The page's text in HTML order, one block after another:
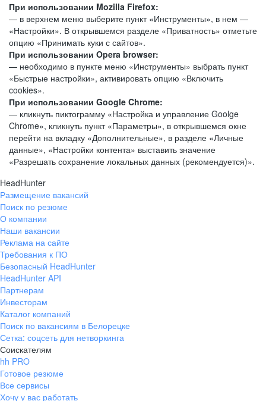
При использовании Mozilla Firefox:
— в верхнем меню выберите пункт «Инструменты», в нем —
«Настройки». В открывшемся разделе «Приватность» отметьте
опцию «Принимать куки с сайтов».
При использовании Opera browser:
— необходимо в пункте меню «Инструменты» выбрать пункт
«Быстрые настройки», активировать опцию «Включить
cookies».
При использовании Google Chrome:
— кликнуть пиктограмму «Настройка и управление Goolge
Chrome», кликнуть пункт «Параметры», в открывшемся окне
перейти на вкладку «Дополнительные», в разделе «Личные
данные», «Настройки контента» выставить значение
«Разрешать сохранение локальных данных (рекомендуется)».
HeadHunter
Размещение вакансий
Поиск по резюме
О компании
Наши вакансии
Реклама на сайте
Требования к ПО
Безопасный HeadHunter
HeadHunter API
Партнерам
Инвесторам
Каталог компаний
Поиск по вакансиям в Белорецке
Сетка: соцсеть для нетворкинга
Соискателям
hh PRO
Готовое резюме
Все сервисы
Хочу у вас работать